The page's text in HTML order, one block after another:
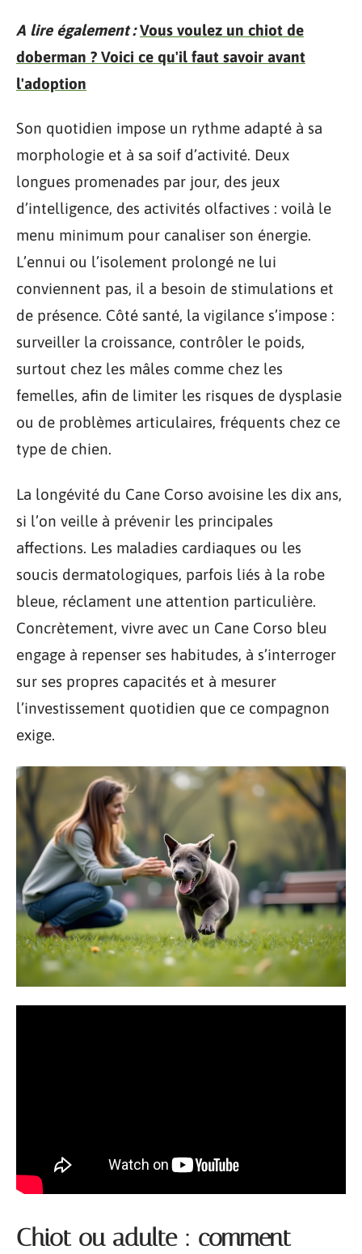
A lire également : Vous voulez un chiot de
doberman ? Voici ce qu'il faut savoir avant
l'adoption
Son quotidien impose un rythme adapté à sa
morphologie et à sa soif d’activité. Deux
longues promenades par jour, des jeux
d’intelligence, des activités olfactives : voilà le
menu minimum pour canaliser son énergie.
L’ennui ou l’isolement prolongé ne lui
conviennent pas, il a besoin de stimulations et
de présence. Côté santé, la vigilance s’impose :
surveiller la croissance, contrôler le poids,
surtout chez les mâles comme chez les
femelles, afin de limiter les risques de dysplasie
ou de problèmes articulaires, fréquents chez ce
type de chien.
La longévité du Cane Corso avoisine les dix ans,
si l’on veille à prévenir les principales
affections. Les maladies cardiaques ou les
soucis dermatologiques, parfois liés à la robe
bleue, réclament une attention particulière.
Concrètement, vivre avec un Cane Corso bleu
engage à repenser ses habitudes, à s’interroger
sur ses propres capacités et à mesurer
l’investissement quotidien que ce compagnon
exige.
Chiot ou adulte : comment